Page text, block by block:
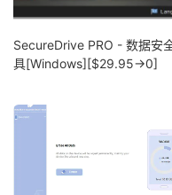
SecureDrive PRO - 数据安
具[Windows][$29.95→0]